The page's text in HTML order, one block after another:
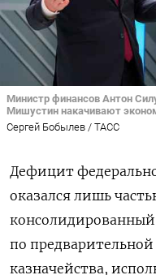
Министр финансов Антон
Мишустин накачивают
Сергей Бобылев / ТАСС
Дефицит
оказался лишь
по
казначейства,